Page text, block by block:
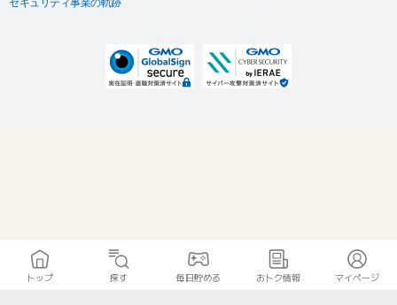
セキュリティ事業の軌跡
トップ 探す 毎日貯める おトク情報 マイページ